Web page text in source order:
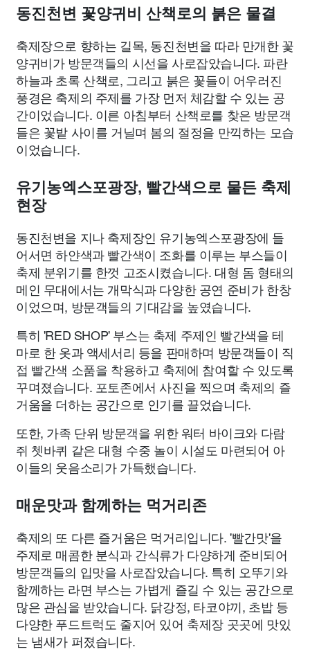
동진천변 꽃양귀비 산책로의 붉은 물결
축제장으로 향하는 길목, 동진천변을 따라 만개한 꽃
양귀비가 방문객들의 시선을 사로잡았습니다. 파란
하늘과 초록 산책로, 그리고 붉은 꽃들이 어우러진
풍경은 축제의 주제를 가장 먼저 체감할 수 있는 공
간이었습니다. 이른 아침부터 산책로를 찾은 방문객
들은 꽃밭 사이를 거닐며 봄의 절정을 만끽하는 모습
이었습니다.
유기농엑스포광장, 빨간색으로 물든 축제
현장
동진천변을 지나 축제장인 유기농엑스포광장에 들
어서면 하얀색과 빨간색이 조화를 이루는 부스들이
축제 분위기를 한껏 고조시켰습니다. 대형 돔 형태의
메인 무대에서는 개막식과 다양한 공연 준비가 한창
이었으며, 방문객들의 기대감을 높였습니다.
특히 'RED SHOP' 부스는 축제 주제인 빨간색을 테
마로 한 옷과 액세서리 등을 판매하며 방문객들이 직
접 빨간색 소품을 착용하고 축제에 참여할 수 있도록
꾸며졌습니다. 포토존에서 사진을 찍으며 축제의 즐
거움을 더하는 공간으로 인기를 끌었습니다.
또한, 가족 단위 방문객을 위한 워터 바이크와 다람
쥐 쳇바퀴 같은 대형 수중 놀이 시설도 마련되어 아
이들의 웃음소리가 가득했습니다.
매운맛과 함께하는 먹거리존
축제의 또 다른 즐거움은 먹거리입니다. '빨간맛'을
주제로 매콤한 분식과 간식류가 다양하게 준비되어
방문객들의 입맛을 사로잡았습니다. 특히 오뚜기와
함께하는 라면 부스는 가볍게 즐길 수 있는 공간으로
많은 관심을 받았습니다. 닭강정, 타코야끼, 초밥 등
다양한 푸드트럭도 줄지어 있어 축제장 곳곳에 맛있
는 냄새가 퍼졌습니다.